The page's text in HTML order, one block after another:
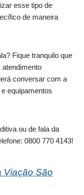
esse tipo de
de maneira
Fique tranquilo que
conversar com a
equipamentos
ou de fala da
0800 770 4143!
Viação São